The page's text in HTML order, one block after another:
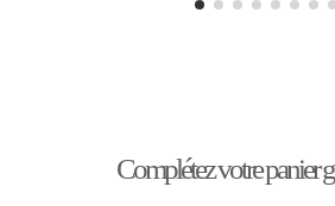
Complétez votre panier